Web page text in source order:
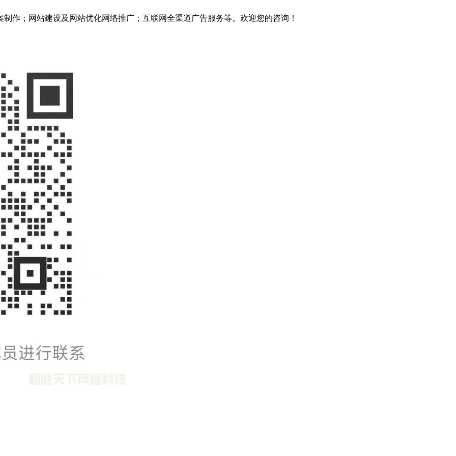
作；网站建设及网站优化网络推广；互联网全渠道广告服务等。欢迎您的咨询！